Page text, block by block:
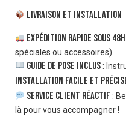
Livraison et installation
Expédition rapide sous 48h
spéciales ou accessoires).
Guide de pose inclus:
installation facile et
Service client réactif :
là pour vous accompagner !